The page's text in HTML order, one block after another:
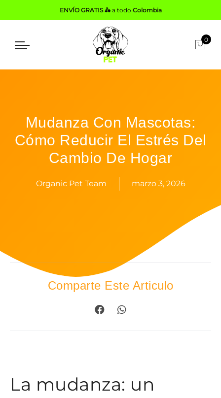
ENVÍO GRATIS 🛵a todo Colombia
0
Mudanza Con Mascotas:
Cómo Reducir El Estrés Del
Cambio De Hogar
Organic Pet Team marzo 3, 2026
Comparte Este Articulo
La mudanza: un